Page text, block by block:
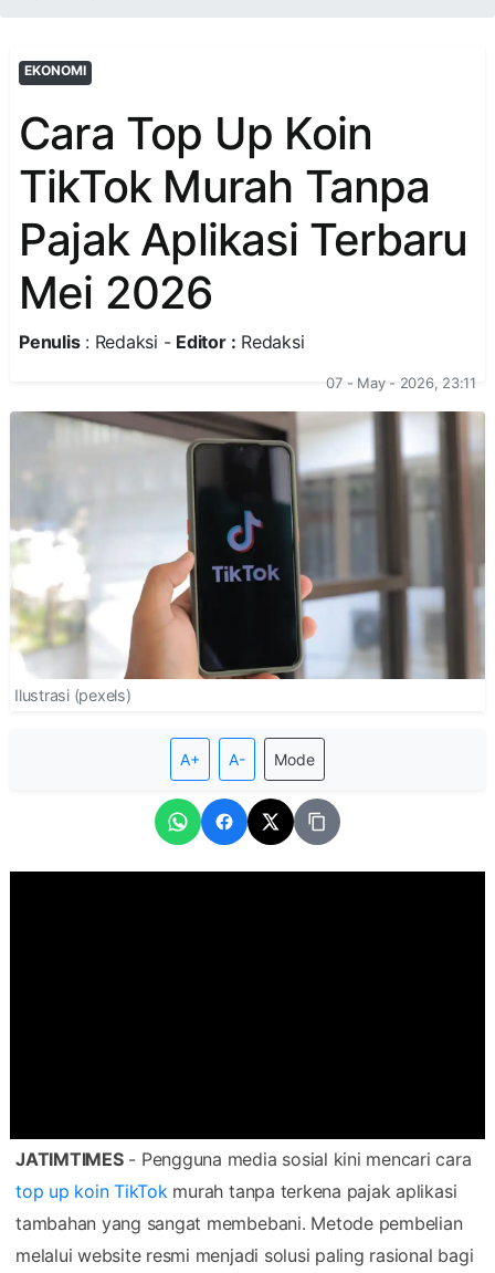
EKONOMI
Cara Top Up Koin
TikTok Murah Tanpa
Pajak Aplikasi Terbaru
Mei 2026
Penulis: Redaksi - Editor : Redaksi
07 - May - 2026, 23:11
Ilustrasi (pexels)
A+ A- Mode
JATIMTIMES- Pengguna media sosial kini mencari cara
top up koin TikTok murah tanpa terkena pajak aplikasi
tambahan yang sangat membebani. Metode pembelian
melalui website resmi menjadi solusi paling rasional bagi